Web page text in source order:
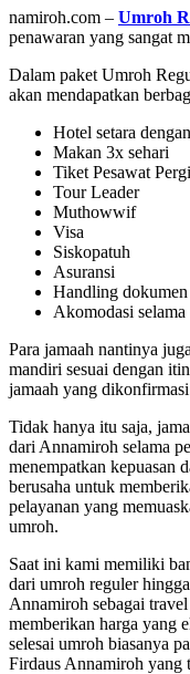
namiroh.com – Umroh
penawaran yang sangat
Dalam paket Umroh
akan mendapatkan
Hotel setara
Makan 3x sehari
Tiket Pesawat
Tour Leader
Muthowwif
Visa
Siskopatuh
Asuransi
Handling
Akomodasi
Para jamaah nantinya
mandiri sesuai dengan
jamaah yang
Tidak hanya itu saja,
dari Annamiroh selama
menempatkan kepuasan
berusaha untuk
pelayanan yang
umroh.
Saat ini kami memiliki
dari umroh reguler
Annamiroh sebagai
memberikan harga yang
selesai umroh biasanya
Firdaus Annamiroh yang